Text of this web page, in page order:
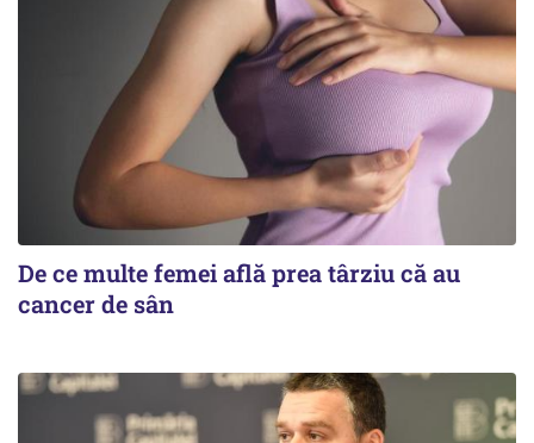
De ce multe femei află prea târziu că au
cancer de sân